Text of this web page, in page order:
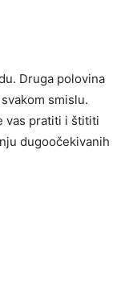
Druga polovina
smislu.
vas pratiti i štititi
dugoočekivanih